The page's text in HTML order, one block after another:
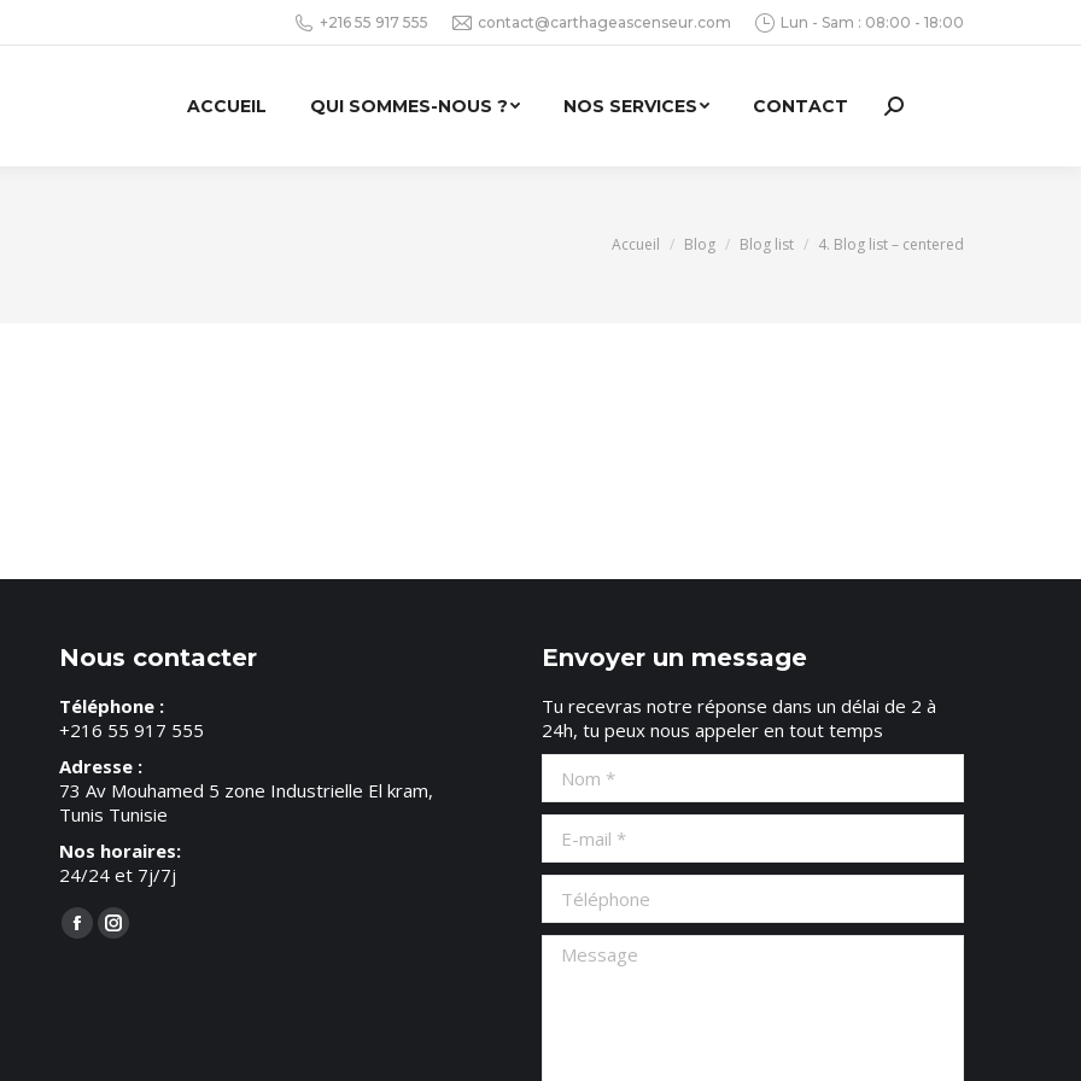
+216 55 917 555 contact@carthageascenseur.com Lun - Sam : 08:00 - 18:00
ACCUEIL QUI SOMMES-NOUS ? NOS SERVICES CONTACT Search:
Vous êtes ici :
Accueil Blog Blog list 4. Blog list – centered
Nous contacter
Téléphone :
+216 55 917 555
Adresse :
73 Av Mouhamed 5 zone Industrielle El kram,
Tunis Tunisie
Nos horaires:
24/24 et 7j/7j
Trouvez nous sur :
FacebookInstagram
Envoyer un message
Tu recevras notre réponse dans un délai de 2 à
24h, tu peux nous appeler en tout temps
Téléphone
Message